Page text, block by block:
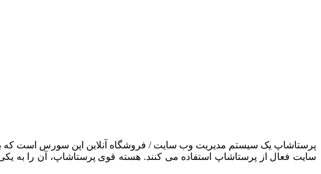
سایت فعال از پرستاشاپ استفاده می کنند. هسته قوی پرستاشاپ، آن را به